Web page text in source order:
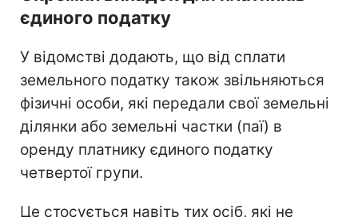
єдиного податку
У відомстві додають, що від сплати
земельного податку також звільняються
фізичні особи, які передали свої земельні
ділянки або земельні частки (паї) в
оренду платнику єдиного податку
четвертої групи.
Це стосується навіть тих осіб, які не